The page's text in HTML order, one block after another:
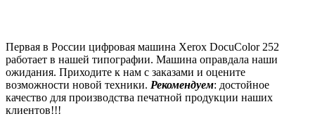
Первая в России цифровая машина Xerox DocuColor 252
работает в нашей типографии. Машина оправдала наши
ожидания. Приходите к нам с заказами и оцените
возможности новой техники. Рекомендуем: достойное
качество для производства печатной продукции наших
клиентов!!!